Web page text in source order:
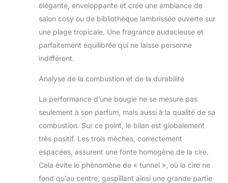
élégante, enveloppante et crée une ambiance de
salon cosy ou de bibliothèque lambrissée ouverte sur
une plage tropicale. Une fragrance audacieuse et
parfaitement équilibrée qui ne laisse personne
indifférent.
Analyse de la combustion et de la durabilité
La performance d’une bougie ne se mesure pas
seulement à son parfum, mais aussi à la qualité de sa
combustion. Sur ce point, le bilan est globalement
très positif. Les trois mèches, correctement
espacées, assurent une fonte homogène de la cire.
Cela évite le phénomène de « tunnel », où la cire ne
fond qu’au centre, gaspillant ainsi une grande partie